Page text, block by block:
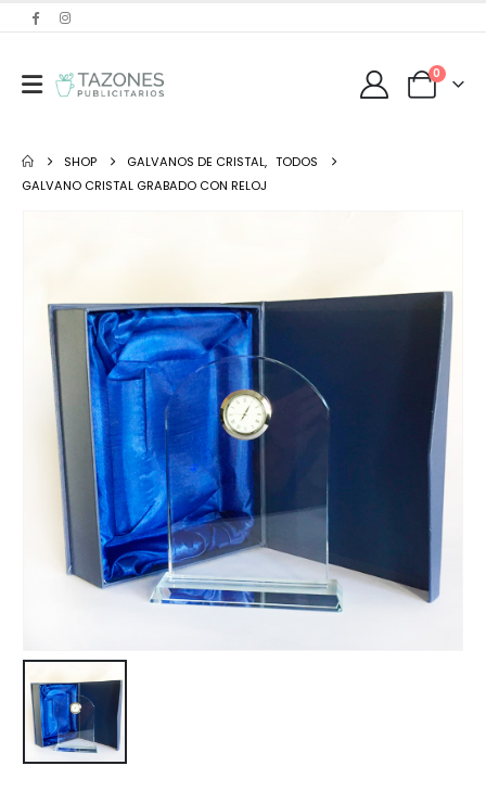
0
SHOP GALVANOS DE CRISTAL, TODOS
GALVANO CRISTAL GRABADO CON RELOJ